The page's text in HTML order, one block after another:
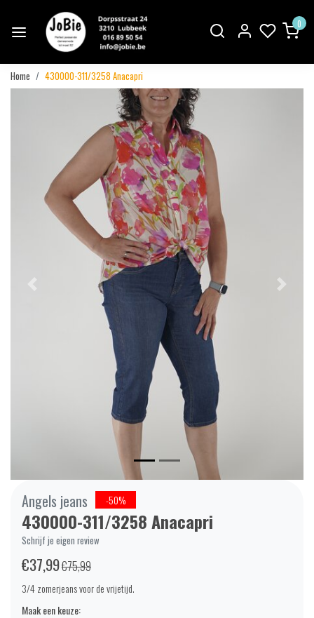
0
Home 430000-311/3258 Anacapri
Angels jeans -50%
430000-311/3258 Anacapri
Schrijf je eigen review
€37,99€75,99
3/4 zomerjeans voor de vrijetijd.
Maak een keuze: